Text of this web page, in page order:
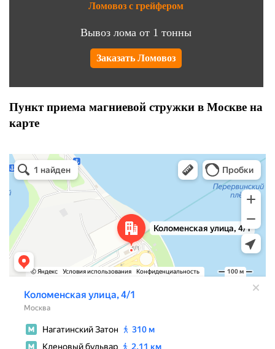
Ломовоз с грейфером
Вывоз лома от 1 тонны
Заказать Ломовоз
Пункт приема магниевой стружки в Москве на
карте